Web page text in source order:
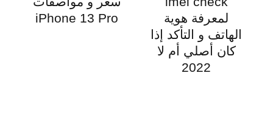
لمعرفة هوية
الهاتف و التأكد إذا
كان أصلي أم لا
2022
iPhone 13 Pro